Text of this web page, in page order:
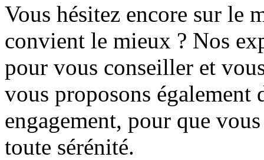
Vous hésitez encore sur le
convient le mieux ? Nos
pour vous conseiller et
vous proposons également
engagement, pour que
toute sérénité.